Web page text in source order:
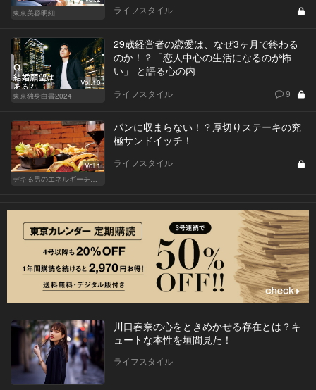
東京美容明細
ライフスタイル
Vol.10
東京独身白書2024
29歳経営者の恋愛は、なぜ3ヶ月で終わる
のか！？「恋人中心の生活になるのが怖
い」 と語る心の内
ライフスタイル 9
Vol.1
パンに収まらない！？厚切りステーキの究
極サンドイッチ！
ライフスタイル
川口春奈の心をときめかせる存在とは？キ
ュートな本性を垣間見た！
ライフスタイル